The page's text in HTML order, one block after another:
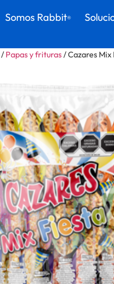
Somos Rabbit®
/ Papas y frituras/ Cazares Mix